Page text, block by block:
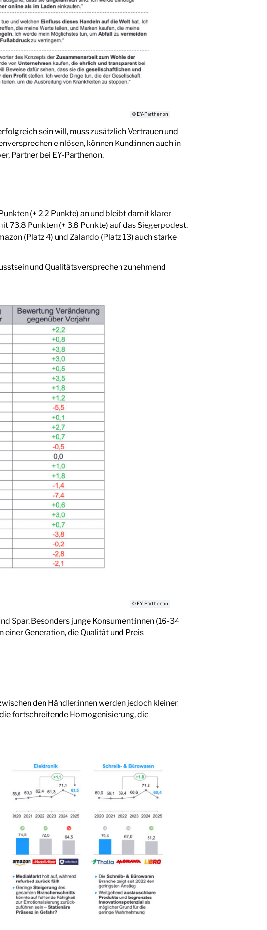
© EY-Parthenon
sein will, muss zusätzlich Vertrauen und
einlösen, können Kund:innen auch in
Partner bei EY-Parthenon.
(+ 2,2 Punkte) an und bleibt damit klarer
73,8 Punkten (+ 3,8 Punkte) auf das Siegerpodest.
(Platz 4) und Zalando (Platz 13) auch starke
und Qualitätsversprechen zunehmend
© EY-Parthenon
Spar. Besonders junge Konsument:innen (16-34
Generation, die Qualität und Preis
den Händler:innen werden jedoch kleiner.
fortschreitende Homogenisierung, die